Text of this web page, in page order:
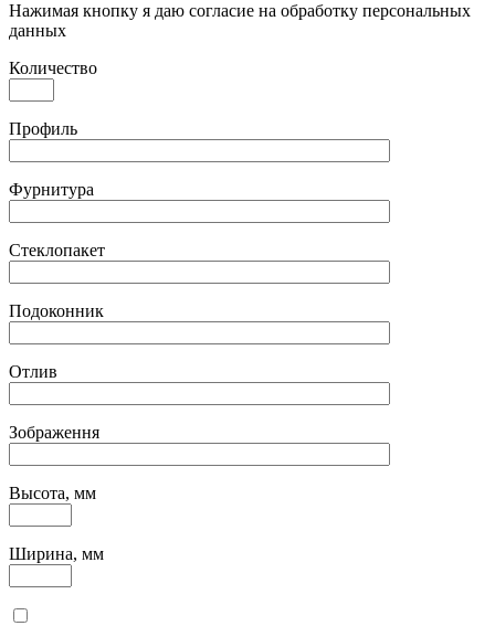
Нажимая кнопку я даю согласие на обработку персональных
данных
Количество
Профиль
Фурнитура
Стеклопакет
Подоконник
Отлив
Зображення
Высота, мм
Ширина, мм